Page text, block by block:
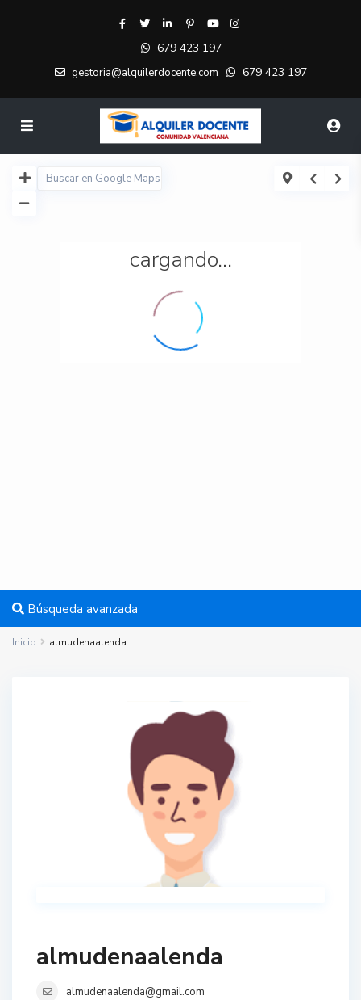
679 423 197
gestoria@alquilerdocente.com 679 423 197
cargando...
Búsqueda avanzada
Inicio almudenaalenda
almudenaalenda
almudenaalenda@gmail.com